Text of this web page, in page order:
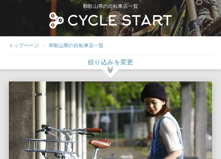
和歌山県の自転車店一覧
トップページ 和歌山県の自転車店一覧
絞り込みを変更